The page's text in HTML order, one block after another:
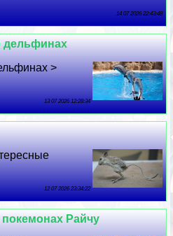
14 07 2026 22:43:48
дельфинах
>
13 07 2026 12:28:34
12 07 2026 23:34:22
Райчу